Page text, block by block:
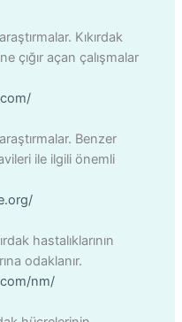
Kıkırdak
çığır açan çalışmalar
Benzer
ile ilgili önemli
hastalıklarının
odaklanır.
nm/